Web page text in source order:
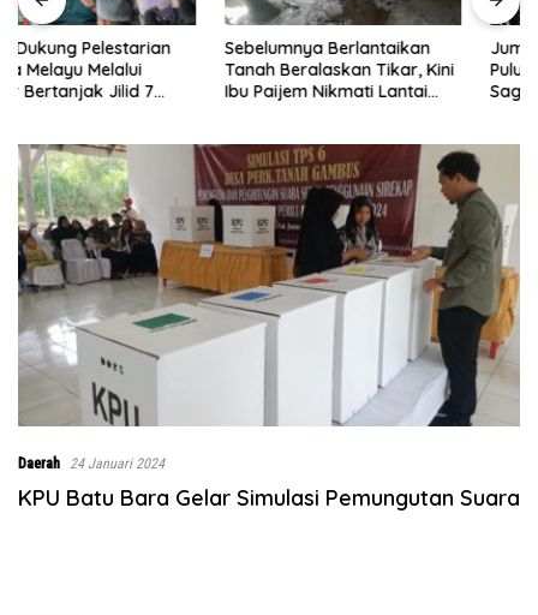
Sebelumnya Berlantaikan
Tanah Beralaskan Tikar, Kini
Ibu Paijem Nikmati Lantai
0208/Asahan
Jumat Berkah Polsek Lima
Puluh, Kapolsek Salomo
Sagala Salurkan Sembako
Daerah 24 Januari 2024
KPU Batu Bara Gelar Simulasi Pemungutan Suara